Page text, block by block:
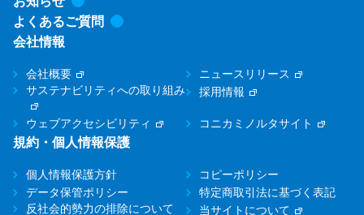
よくあるご質問
会社情報
会社概要
ニュースリリース
サステナビリティへの取り組み
採用情報
ウェブアクセシビリティ コニカミノルタサイト
規約・個人情報保護
個人情報保護方針
コピーポリシー
データ保管ポリシー
特定商取引法に基づく表記
反社会的勢力の排除について
当サイトについて